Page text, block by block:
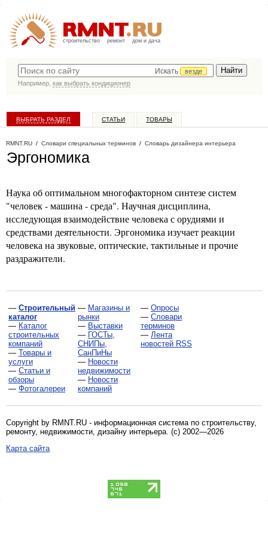
строительство ремонт дом и дача
Искать
везде
Например, как выбрать кондиционер
ВЫБРАТЬ РАЗДЕЛ СТАТЬИ ТОВАРЫ
RMNT.RU / Словари специальных терминов / Словарь дизайнера интерьера
Эргономика
Наука об оптимальном многофакторном синтезе систем
"человек - машина - среда". Научная дисциплина,
исследующая взаимодействие человека с орудиями и
средствами деятельности. Эргономика изучает реакции
человека на звуковые, оптические, тактильные и прочие
раздражители.
— Строительный
каталог
— Каталог
строительных
компаний
— Товары и
услуги
— Статьи и
обзоры
— Фотогалереи
— Магазины и
рынки
— Выставки
— ГОСТы,
СНИПы,
СанПиНы
— Новости
недвижимости
— Новости
компаний
— Опросы
— Словари
терминов
— Лента
новостей RSS
Copyright by RMNT.RU - информационная система по строительству,
ремонту, недвижимости, дизайну интерьера. (c) 2002—2026
Карта сайта